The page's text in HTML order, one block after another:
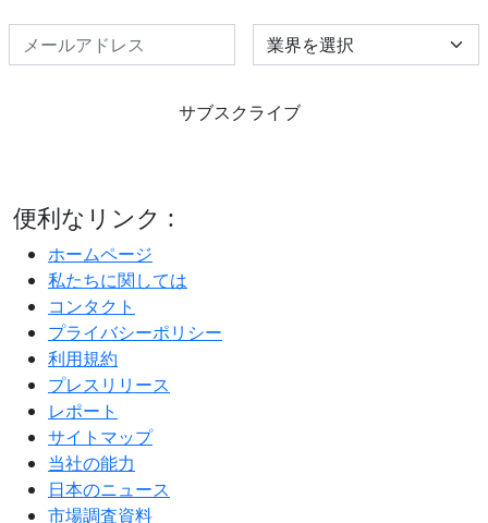
Select Industry
サブスクライブ
便利なリンク :
ホームページ
私たちに関しては
コンタクト
プライバシーポリシー
利用規約
プレスリリース
レポート
サイトマップ
当社の能力
日本のニュース
市場調査資料